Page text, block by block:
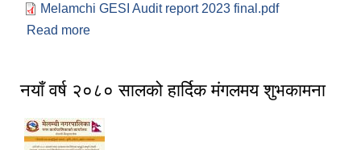
Melamchi GESI Audit report 2023 final.pdf
Read more
नयाँ वर्ष २०८० सालको हार्दिक मंगलमय शुभकामना